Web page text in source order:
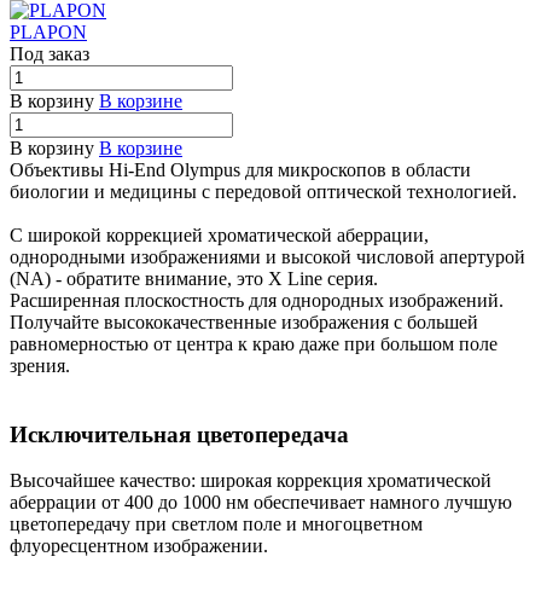
PLAPON
Под заказ
В корзину В корзине
В корзину В корзине
Объективы Hi-End Olympus для микроскопов в области
биологии и медицины с передовой оптической технологией.
С широкой коррекцией хроматической аберрации,
однородными изображениями и высокой числовой апертурой
(NA) - обратите внимание, это X Line серия.
Расширенная плоскостность для однородных изображений.
Получайте высококачественные изображения с большей
равномерностью от центра к краю даже при большом поле
зрения.
Исключительная цветопередача
Высочайшее качество: широкая коррекция хроматической
аберрации от 400 до 1000 нм обеспечивает намного лучшую
цветопередачу при светлом поле и многоцветном
флуоресцентном изображении.